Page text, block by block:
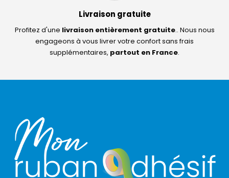
Livraison gratuite
Profitez d'une livraison entièrement gratuite.. Nous nous
engageons à vous livrer votre confort sans frais
supplémentaires, partout en France.